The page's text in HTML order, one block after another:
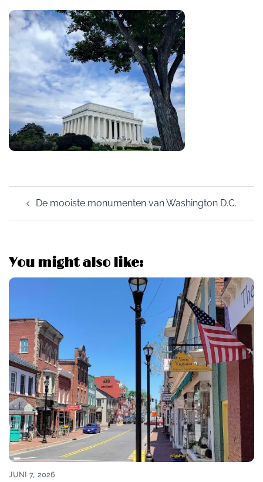
Post
navigation
De mooiste monumenten van Washington D.C.
You might also like:
JUNI 7, 2026